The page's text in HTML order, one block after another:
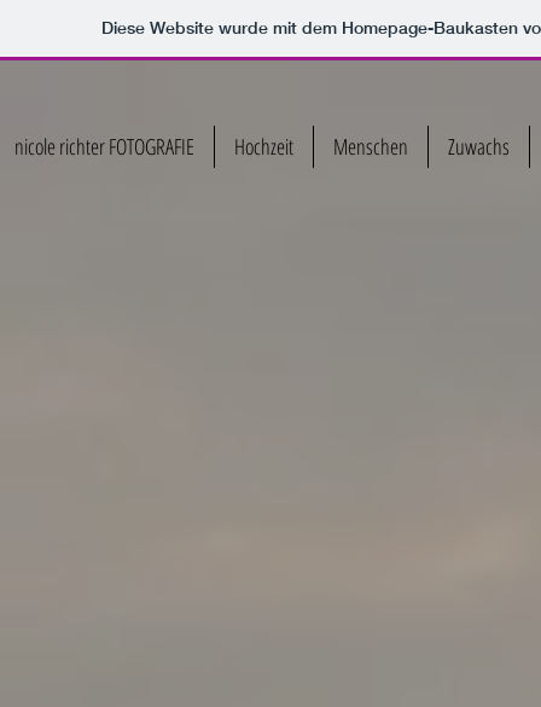
Diese Website wurde mit dem Homepage-Baukasten
nicole richter FOTOGRAFIE Hochzeit Menschen Zuwachs